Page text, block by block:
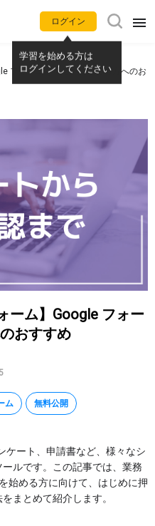
Google カレンダー
Google Chat
Google ドキュメント
Google Keep
ログイン
学習を始める方は
ログインしてください
フォームを本格的に始める方へのお
ーム】Google フォー
おすすめ
ム 無料公開
ケート、申請書など、様々なシ
ルです。この記事では、業務
始める方に向けて、はじめに押
まとめて紹介します。